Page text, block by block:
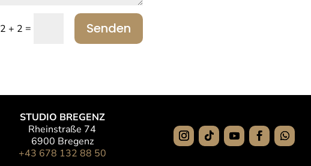
2 + 2 = Senden
​STUDIO BREGENZ
Rheinstraße 74
6900 Bregenz
+43 678 132 88 50